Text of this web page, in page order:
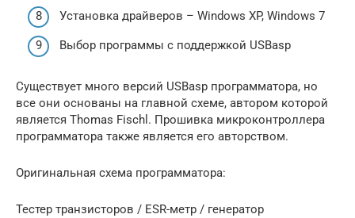
Установка драйверов – Windows XP, Windows 7
Выбор программы с поддержкой USBasp
Существует много версий USBasp программатора, но
все они основаны на главной схеме, автором которой
является Thomas Fischl. Прошивка микроконтроллера
программатора также является его авторством.
Оригинальная схема программатора:
Тестер транзисторов / ESR-метр / генератор